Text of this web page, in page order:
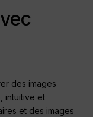
des images
intuitive et
et des images